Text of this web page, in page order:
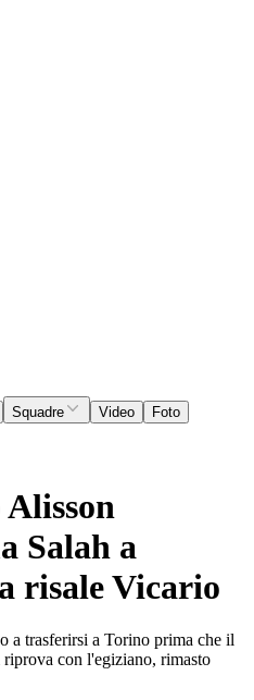
Squadre Video Foto
Salah a
risale Vicario
a trasferirsi a Torino prima che il
con l'egiziano, rimasto